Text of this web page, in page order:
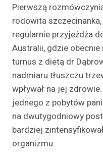
Pierwszą
rodowita
regularnie przyjeżdża
Australii, gdzie
turnus z dietą dr
nadmiaru tłuszczu
wpływał na jej
jednego z pobytów
na dwutygodniowy
bardziej
organizmu.